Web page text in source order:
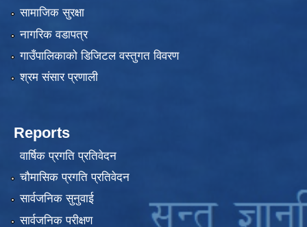
सामाजिक सुरक्षा
नागरिक वडापत्र
गाउँपालिकाको डिजिटल वस्तुगत विवरण
श्रम संसार प्रणाली
Reports
वार्षिक प्रगति प्रतिवेदन
चौमासिक प्रगति प्रतिवेदन
सार्वजनिक सुनुवाई
सार्वजनिक परीक्षण